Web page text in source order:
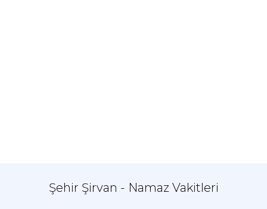
Şehir Şirvan - Namaz Vakitleri